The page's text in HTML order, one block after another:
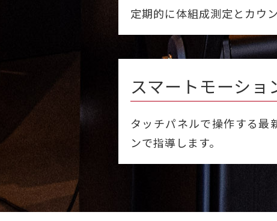
定期的に体組成測定とカウ
スマートモーショ
タッチパネルで操作する最
ンで指導します。